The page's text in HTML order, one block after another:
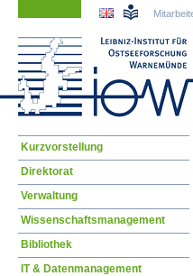
Navigation
Kurzvorstellung
Direktorat
Verwaltung
Wissenschaftsmanagement
Bibliothek
IT & Datenmanagement